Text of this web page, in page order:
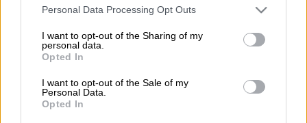
Please note that this website/app uses one or more Google
not limited to your visit or usage behaviour. You may click to
grant or deny consent to Google and its third-party tags to
use your data for below specified purposes in below Google
consent section.
Personal Data Processing Opt Outs
I want to opt-out of the Sharing of my
personal data.
Opted In
I want to opt-out of the Sale of my
Personal Data.
Opted In
Photo Credits: Intime
Προσθέστε το ΕΘΝΟΣ στη Google